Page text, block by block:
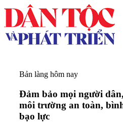
Bản làng hôm nay
Đảm bảo mọi người
môi trường an toàn,
bạo lực